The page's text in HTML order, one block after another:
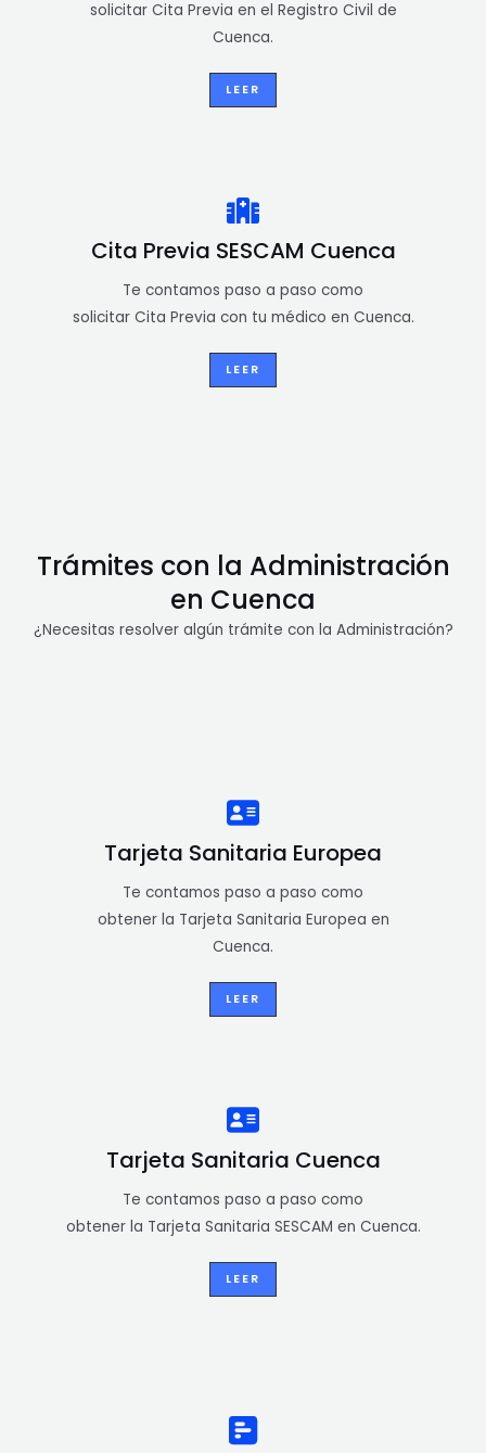
solicitar Cita Previa en el Registro Civil de
Cuenca.
LEER
Cita Previa SESCAM Cuenca
Te contamos paso a paso como
solicitar Cita Previa con tu médico en Cuenca.
LEER
Trámites con la Administración
en Cuenca
¿Necesitas resolver algún trámite con la Administración?
Tarjeta Sanitaria Europea
Te contamos paso a paso como
obtener la Tarjeta Sanitaria Europea en
Cuenca.
LEER
Tarjeta Sanitaria Cuenca
Te contamos paso a paso como
obtener la Tarjeta Sanitaria SESCAM en Cuenca.
LEER